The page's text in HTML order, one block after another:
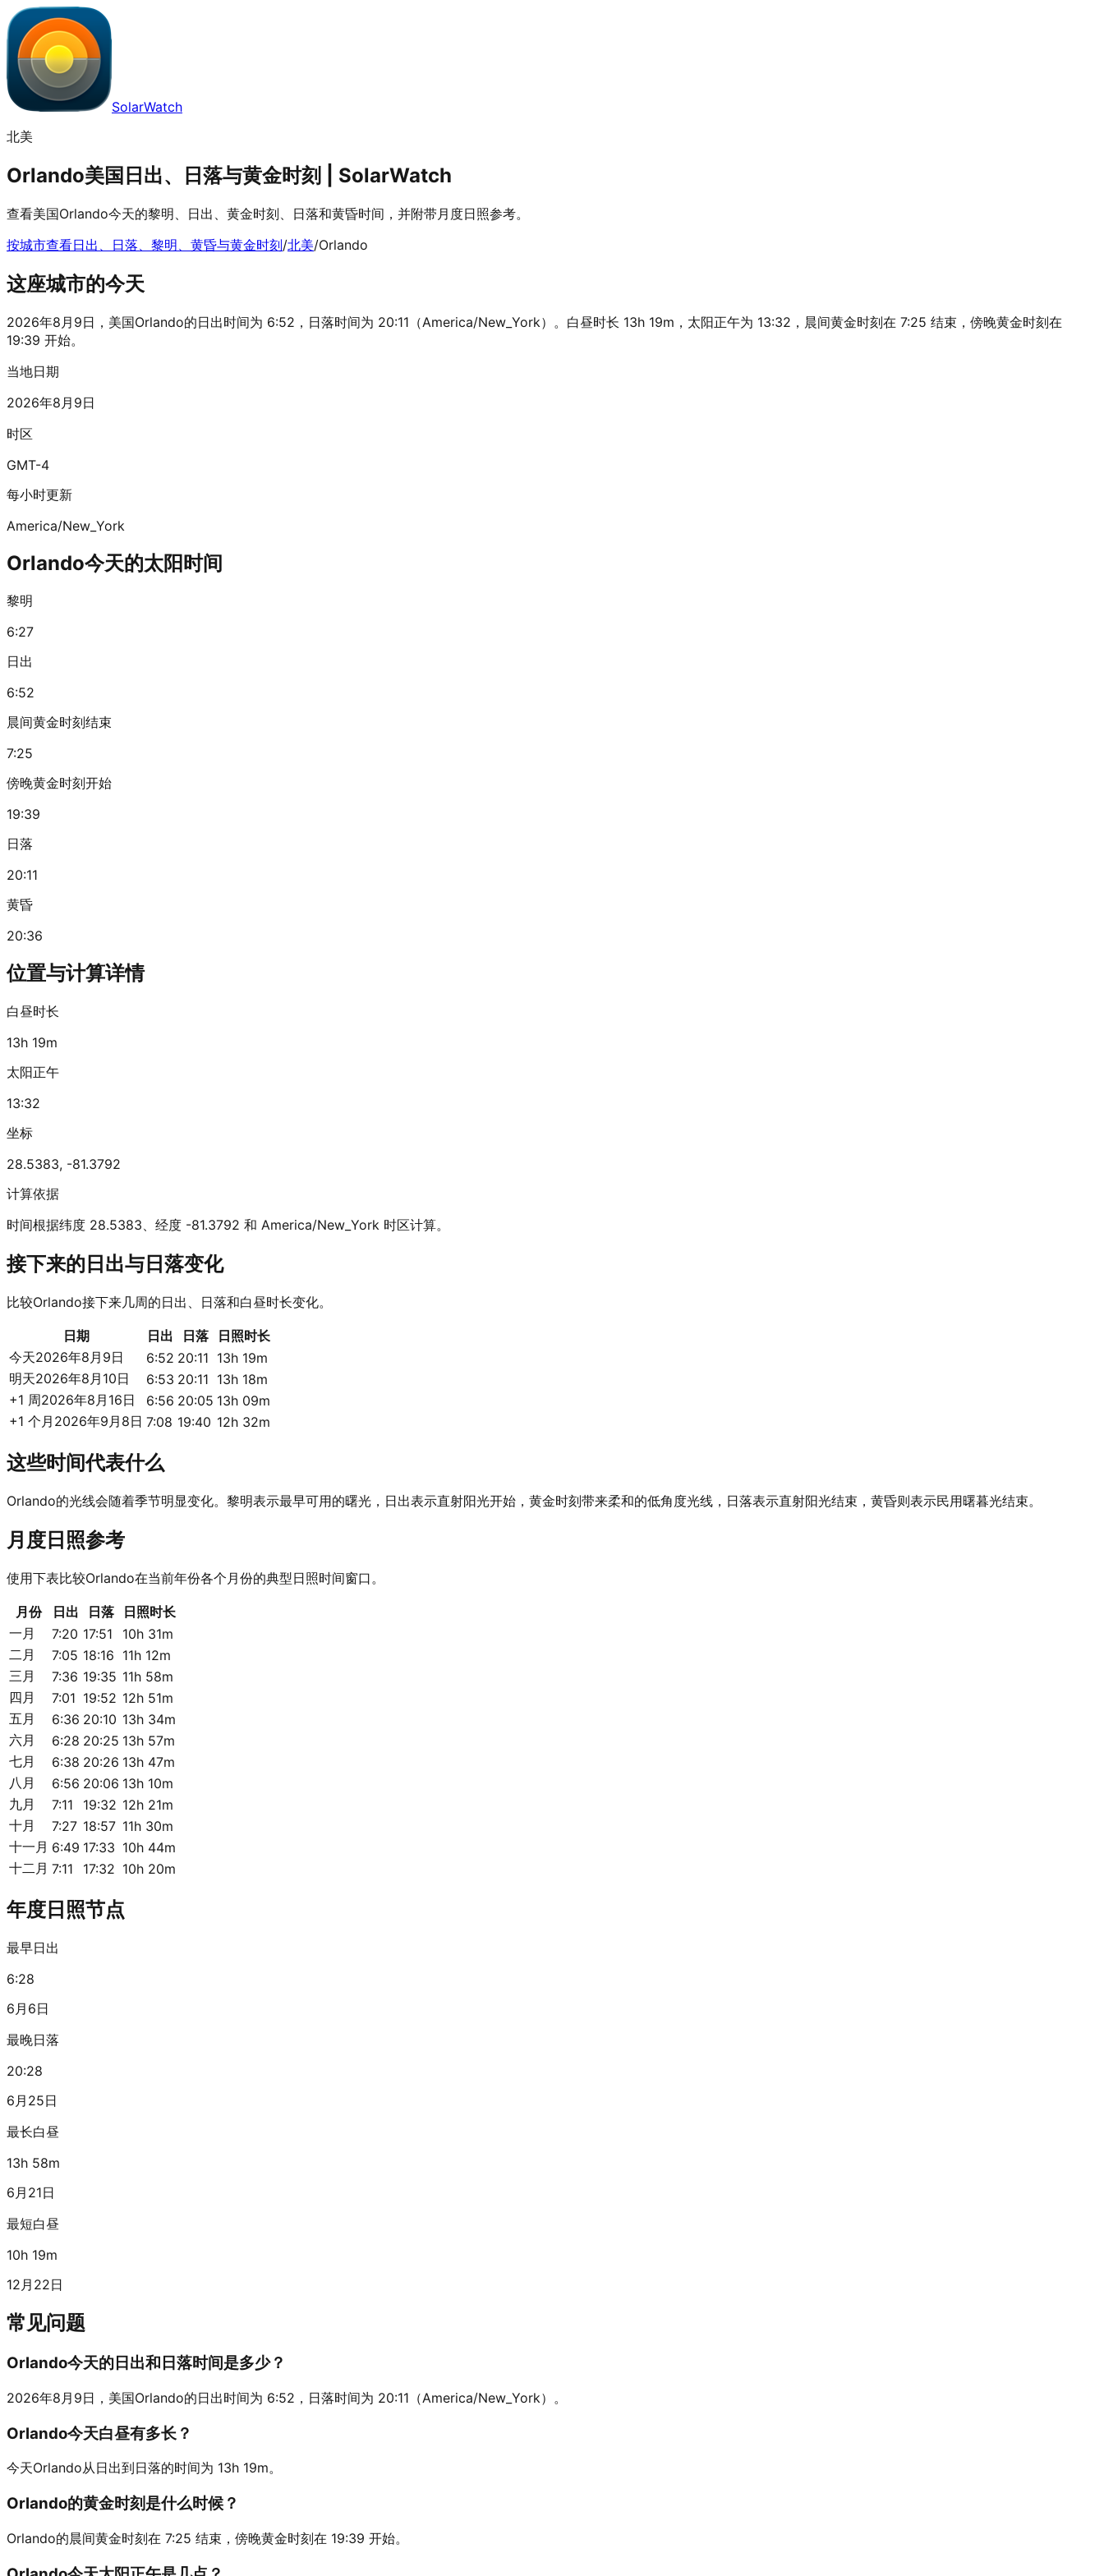
SolarWatch
北美
Orlando美国日出、日落与黄金时刻 | SolarWatch
查看美国Orlando今天的黎明、日出、黄金时刻、日落和黄昏时间，并附带月度日照参考。
按城市查看日出、日落、黎明、黄昏与黄金时刻/北美/Orlando
这座城市的今天
2026年8月9日，美国Orlando的日出时间为 6:52，日落时间为 20:11（America/New_York）。白昼时长 13h 19m，太阳正午为 13:32，晨间黄金时刻在 7:25 结束，傍晚黄金时刻在
19:39 开始。
当地日期
2026年8月9日
时区
GMT-4
每小时更新
America/New_York
Orlando今天的太阳时间
黎明
6:27
日出
6:52
晨间黄金时刻结束
7:25
傍晚黄金时刻开始
19:39
日落
20:11
黄昏
20:36
位置与计算详情
白昼时长
13h 19m
太阳正午
13:32
坐标
28.5383, -81.3792
计算依据
时间根据纬度 28.5383、经度 -81.3792 和 America/New_York 时区计算。
接下来的日出与日落变化
比较Orlando接下来几周的日出、日落和白昼时长变化。
日期 日出 日落
日照时长
今天2026年8月9日 6:52 20:11 13h 19m
明天2026年8月10日 6:53 20:11 13h 18m
+1 周2026年8月16日 6:56 20:05 13h 09m
+1 个月 2026年9月8日 7:08 19:40 12h 32m
这些时间代表什么
Orlando的光线会随着季节明显变化。黎明表示最早可用的曙光，日出表示直射阳光开始，黄金时刻带来柔和的低角度光线，日落表示直射阳光结束，黄昏则表示民用曙暮光结束。
月度日照参考
使用下表比较Orlando在当前年份各个月份的典型日照时间窗口。
月份 日出 日落
日照时长
一月
7:20 17:51
10h 31m
二月
7:05 18:16 11h 12m
三月
7:36 19:35 11h 58m
四月
7:01 19:52 12h 51m
五月
6:36 20:10 13h 34m
六月
6:28 20:25 13h 57m
七月
6:38 20:26 13h 47m
八月
6:56 20:06 13h 10m
九月
7:11 19:32 12h 21m
十月
7:27 18:57 11h 30m
十一月 6:49 17:33 10h 44m
十二月 7:11 17:32 10h 20m
年度日照节点
最早日出
6:28
6月6日
最晚日落
20:28
6月25日
最长白昼
13h 58m
6月21日
最短白昼
10h 19m
12月22日
常见问题
Orlando今天的日出和日落时间是多少？
2026年8月9日，美国Orlando的日出时间为 6:52，日落时间为 20:11（America/New_York）。
Orlando今天白昼有多长？
今天Orlando从日出到日落的时间为 13h 19m。
Orlando的黄金时刻是什么时候？
Orlando的晨间黄金时刻在 7:25 结束，傍晚黄金时刻在 19:39 开始。